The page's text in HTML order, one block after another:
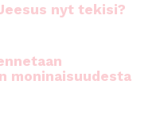
nyt tekisi?
moninaisuudesta